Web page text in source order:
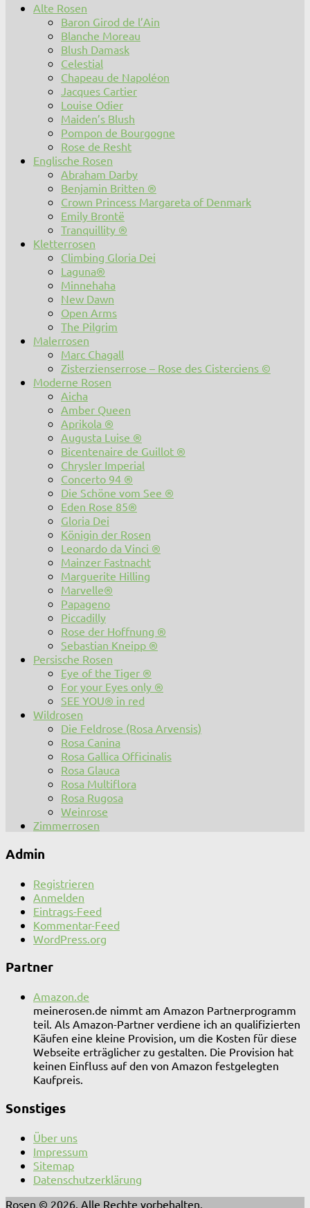
Alte Rosen
Baron Girod de l’Ain
Blanche Moreau
Blush Damask
Celestial
Chapeau de Napoléon
Jacques Cartier
Louise Odier
Maiden’s Blush
Pompon de Bourgogne
Rose de Resht
Englische Rosen
Abraham Darby
Benjamin Britten ®
Crown Princess Margareta of Denmark
Emily Brontë
Tranquillity ®
Kletterrosen
Climbing Gloria Dei
Laguna®
Minnehaha
New Dawn
Open Arms
The Pilgrim
Malerrosen
Marc Chagall
Zisterzienserrose – Rose des Cisterciens ©
Moderne Rosen
Aicha
Amber Queen
Aprikola ®
Augusta Luise ®
Bicentenaire de Guillot ®
Chrysler Imperial
Concerto 94 ®
Die Schöne vom See ®
Eden Rose 85®
Gloria Dei
Königin der Rosen
Leonardo da Vinci ®
Mainzer Fastnacht
Marguerite Hilling
Marvelle®
Papageno
Piccadilly
Rose der Hoffnung ®
Sebastian Kneipp ®
Persische Rosen
Eye of the Tiger ®
For your Eyes only ®
SEE YOU® in red
Wildrosen
Die Feldrose (Rosa Arvensis)
Rosa Canina
Rosa Gallica Officinalis
Rosa Glauca
Rosa Multiflora
Rosa Rugosa
Weinrose
Zimmerrosen
Admin
Registrieren
Anmelden
Eintrags-Feed
Kommentar-Feed
WordPress.org
Partner
Amazon.de
meinerosen.de nimmt am Amazon Partnerprogramm
teil. Als Amazon-Partner verdiene ich an qualifizierten
Käufen eine kleine Provision, um die Kosten für diese
Webseite erträglicher zu gestalten. Die Provision hat
keinen Einfluss auf den von Amazon festgelegten
Kaufpreis.
Sonstiges
Über uns
Impressum
Sitemap
Datenschutzerklärung
Rosen © 2026. Alle Rechte vorbehalten.